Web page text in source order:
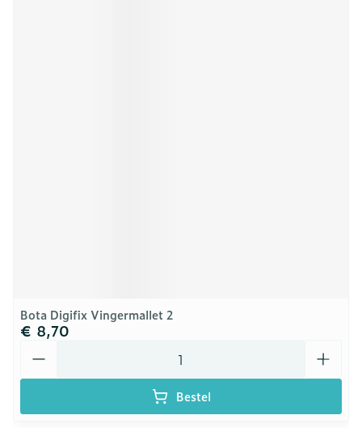
Bota Digifix Vingermallet 2
€ 8,70
Bestel